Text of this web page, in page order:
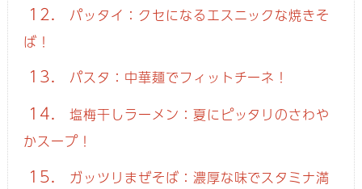
12.
パッタイ：クセになるエスニックな焼きそ
ば！
13. パスタ：中華麺でフィットチーネ！
14.
塩梅干しラーメン：夏にピッタリのさわや
かスープ！
15.
ガッツリまぜそば：濃厚な味でスタミナ満